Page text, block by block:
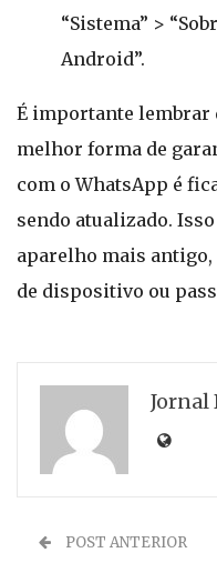
“Sistema” >
Android”.
É importante lembrar
melhor forma de
com o WhatsApp é
sendo atualizado.
aparelho mais
de dispositivo ou
Jornal
POST ANTERIOR